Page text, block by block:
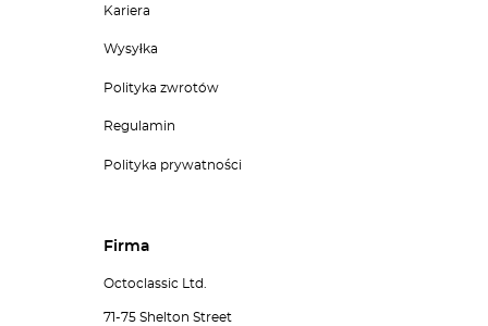
Kariera
Wysyłka
Polityka zwrotów
Regulamin
Polityka prywatności
Firma
Octoclassic Ltd.
71-75 Shelton Street